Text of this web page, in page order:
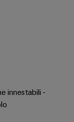
innestabili -